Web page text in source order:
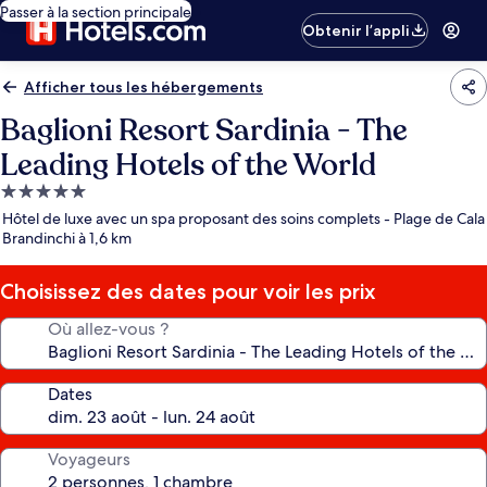
Passer à la section principale
Obtenir l’appli
Afficher tous les hébergements
Baglioni Resort Sardinia - The
Leading Hotels of the World
Hébergement
5.0 étoiles
Hôtel de luxe avec un spa proposant des soins complets - Plage de Cala
Brandinchi à 1,6 km
Choisissez des dates pour voir les prix
Où allez-vous ?
Dates
Voyageurs